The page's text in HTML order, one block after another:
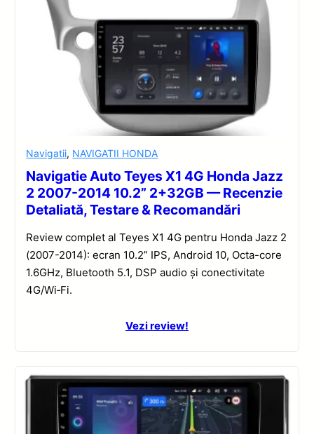
Navigatii, NAVIGATII HONDA
Navigatie Auto Teyes X1 4G Honda Jazz
2 2007-2014 10.2” 2+32GB — Recenzie
Detaliată, Testare & Recomandări
Review complet al Teyes X1 4G pentru Honda Jazz 2
(2007-2014): ecran 10.2” IPS, Android 10, Octa-core
1.6GHz, Bluetooth 5.1, DSP audio și conectivitate
4G/Wi‑Fi.
Vezi review!